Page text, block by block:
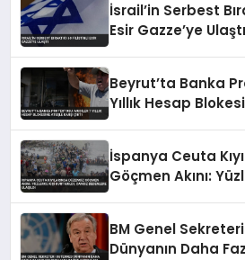
İsrail’in Serbest
Esir Gazze’ye Ulaştı
Beyrut’ta Banka
Yıllık Hesap
İspanya Ceuta
Göçmen Akını:
BM Genel
Dünyanın Daha